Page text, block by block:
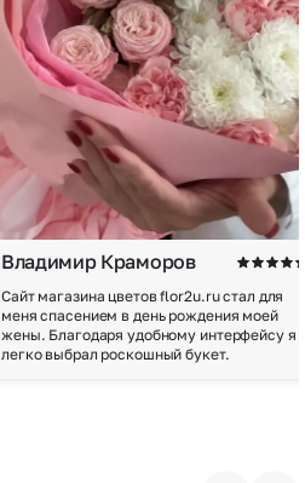
Владимир Краморов
Сайт магазина цветов flor2u.ru стал для
меня спасением в день рождения моей
жены. Благодаря удобному интерфейсу я
легко выбрал роскошный букет.